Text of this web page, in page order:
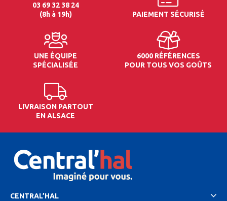
03 69 32 38 24
(8h à 19h)
PAIEMENT SÉCURISÉ
UNE ÉQUIPE
SPÉCIALISÉE
6000 RÉFÉRENCES
POUR TOUS VOS GOÛTS
LIVRAISON PARTOUT
EN ALSACE
CENTRAL’HAL